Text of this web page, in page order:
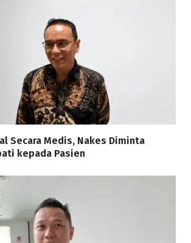
Secara Medis, Nakes Diminta
kepada Pasien